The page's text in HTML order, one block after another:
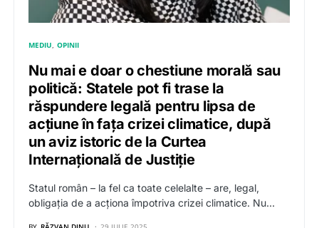
MEDIU OPINII
Nu mai e doar o chestiune morală sau
politică: Statele pot fi trase la
răspundere legală pentru lipsa de
acțiune în fața crizei climatice, după
un aviz istoric de la Curtea
Internațională de Justiție
Statul român – la fel ca toate celelalte – are, legal,
obligația de a acționa împotriva crizei climatice. Nu…